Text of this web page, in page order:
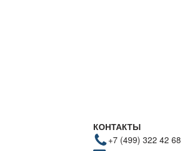
КОНТАКТЫ
+7 (499) 322 42 68